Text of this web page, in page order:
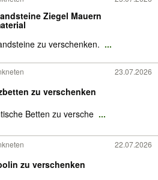
Ziegel Mauern
zu verschenken. ...
23.07.2026
zu verschenken
Betten zu versche ...
22.07.2026
zu verschenken